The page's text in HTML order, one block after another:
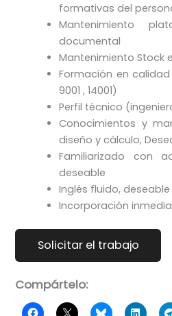
formativas del
Mantenimiento
documental
Mantenimiento Stock
Formación en
9001 , 14001)
Perfil técnico
Conocimientos y
diseño y cálculo,
Familiarizado con
deseable
Inglés fluido, deseable
Incorporación
Compártelo: